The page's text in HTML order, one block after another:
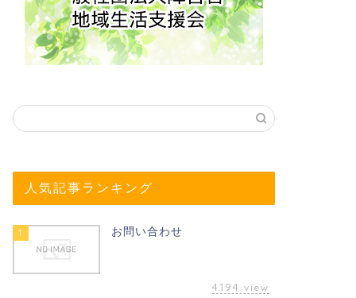
人気記事ランキング
1 お問い合わせ
4194 view